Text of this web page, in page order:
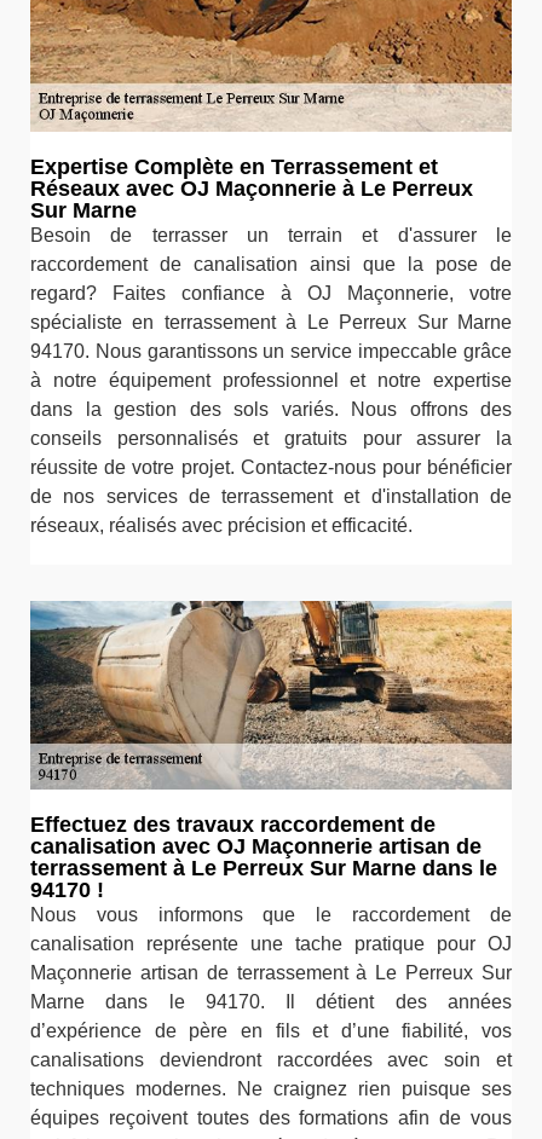
Expertise Complète en Terrassement et
Réseaux avec OJ Maçonnerie à Le Perreux
Sur Marne
Besoin de terrasser un terrain et d'assurer le
raccordement de canalisation ainsi que la pose de
regard? Faites confiance à OJ Maçonnerie, votre
spécialiste en terrassement à Le Perreux Sur Marne
94170. Nous garantissons un service impeccable grâce
à notre équipement professionnel et notre expertise
dans la gestion des sols variés. Nous offrons des
conseils personnalisés et gratuits pour assurer la
réussite de votre projet. Contactez-nous pour bénéficier
de nos services de terrassement et d'installation de
réseaux, réalisés avec précision et efficacité.
Effectuez des travaux raccordement de
canalisation avec OJ Maçonnerie artisan de
terrassement à Le Perreux Sur Marne dans le
94170 !
Nous vous informons que le raccordement de
canalisation représente une tache pratique pour OJ
Maçonnerie artisan de terrassement à Le Perreux Sur
Marne dans le 94170. Il détient des années
d’expérience de père en fils et d’une fiabilité, vos
canalisations deviendront raccordées avec soin et
techniques modernes. Ne craignez rien puisque ses
équipes reçoivent toutes des formations afin de vous